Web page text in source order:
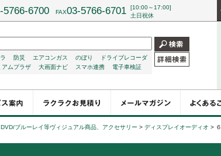
5766-6700 FAX03-5766-6701
[10:00～17:00]
土日祝休
防災 エアコンガス のぼり
ドライブレコーダ
アムプラザ 大画面ナビ スマホ連携 電子車検証
DVD/ブルーレイ等ヴィジュアル商品、アクセサリー > ディスプレイオーディオ >